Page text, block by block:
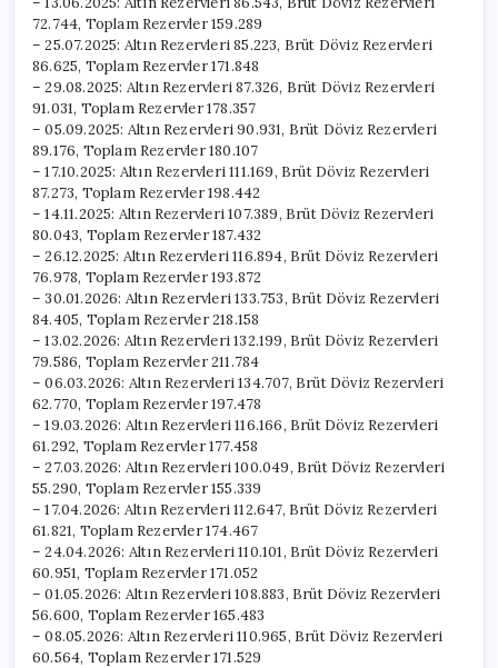
72.744, Toplam Rezervler 159.289
– 25.07.2025: Altın Rezervleri 85.223, Brüt Döviz Rezervleri
86.625, Toplam Rezervler 171.848
– 29.08.2025: Altın Rezervleri 87.326, Brüt Döviz Rezervleri
91.031, Toplam Rezervler 178.357
– 05.09.2025: Altın Rezervleri 90.931, Brüt Döviz Rezervleri
89.176, Toplam Rezervler 180.107
– 17.10.2025: Altın Rezervleri 111.169, Brüt Döviz Rezervleri
87.273, Toplam Rezervler 198.442
– 14.11.2025: Altın Rezervleri 107.389, Brüt Döviz Rezervleri
80.043, Toplam Rezervler 187.432
– 26.12.2025: Altın Rezervleri 116.894, Brüt Döviz Rezervleri
76.978, Toplam Rezervler 193.872
– 30.01.2026: Altın Rezervleri 133.753, Brüt Döviz Rezervleri
84.405, Toplam Rezervler 218.158
– 13.02.2026: Altın Rezervleri 132.199, Brüt Döviz Rezervleri
79.586, Toplam Rezervler 211.784
– 06.03.2026: Altın Rezervleri 134.707, Brüt Döviz Rezervleri
62.770, Toplam Rezervler 197.478
– 19.03.2026: Altın Rezervleri 116.166, Brüt Döviz Rezervleri
61.292, Toplam Rezervler 177.458
– 27.03.2026: Altın Rezervleri 100.049, Brüt Döviz Rezervleri
55.290, Toplam Rezervler 155.339
– 17.04.2026: Altın Rezervleri 112.647, Brüt Döviz Rezervleri
61.821, Toplam Rezervler 174.467
– 24.04.2026: Altın Rezervleri 110.101, Brüt Döviz Rezervleri
60.951, Toplam Rezervler 171.052
– 01.05.2026: Altın Rezervleri 108.883, Brüt Döviz Rezervleri
56.600, Toplam Rezervler 165.483
– 08.05.2026: Altın Rezervleri 110.965, Brüt Döviz Rezervleri
60.564, Toplam Rezervler 171.529